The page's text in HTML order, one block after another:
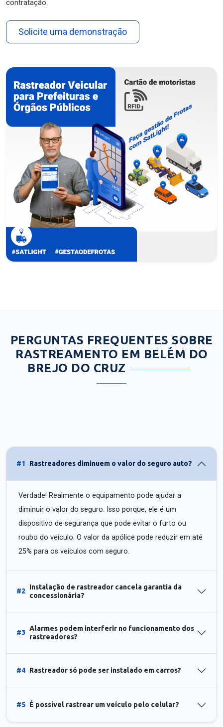
contratação.
Solicite uma demonstração
PERGUNTAS FREQUENTES SOBRE
RASTREAMENTO EM BELÉM DO
BREJO DO CRUZ
#1 Rastreadores diminuem o valor do seguro auto?
Verdade! Realmente o equipamento pode ajudar a
diminuir o valor do seguro. Isso porque, ele é um
dispositivo de segurança que pode evitar o furto ou
roubo do veículo. O valor da apólice pode reduzir em até
25% para os veículos com seguro.
#2
Instalação de rastreador cancela garantia da
concessionária?
#3
Alarmes podem interferir no funcionamento dos
rastreadores?
#4 Rastreador só pode ser instalado em carros?
#5 É possível rastrear um veículo pelo celular?